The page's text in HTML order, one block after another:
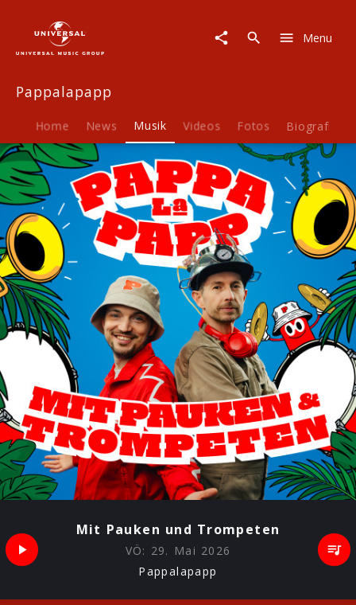
Pauken
Trompeten
Menu
Pappalapapp
Home News Musik Videos Fotos Biografie
Mit Pauken und Trompeten
VÖ: 29. Mai 2026
Pappalapapp